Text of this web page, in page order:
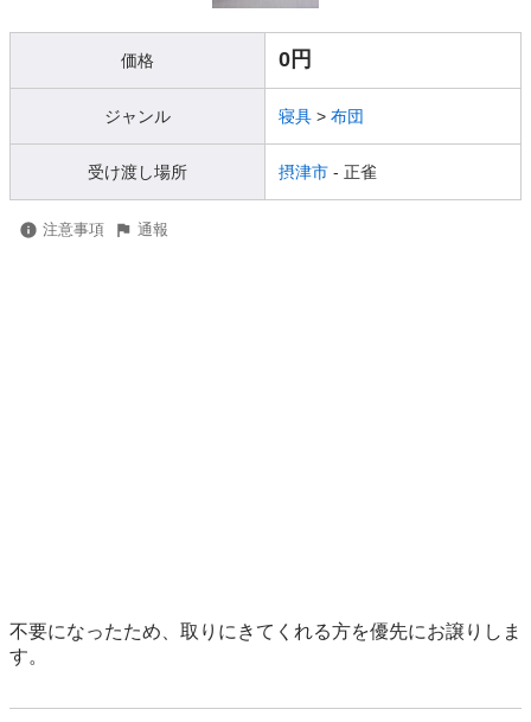
価格 0円
ジャンル 寝具 > 布団
受け渡し場所 摂津市 - 正雀
注意事項 通報
不要になったため、取りにきてくれる方を優先にお譲りしま